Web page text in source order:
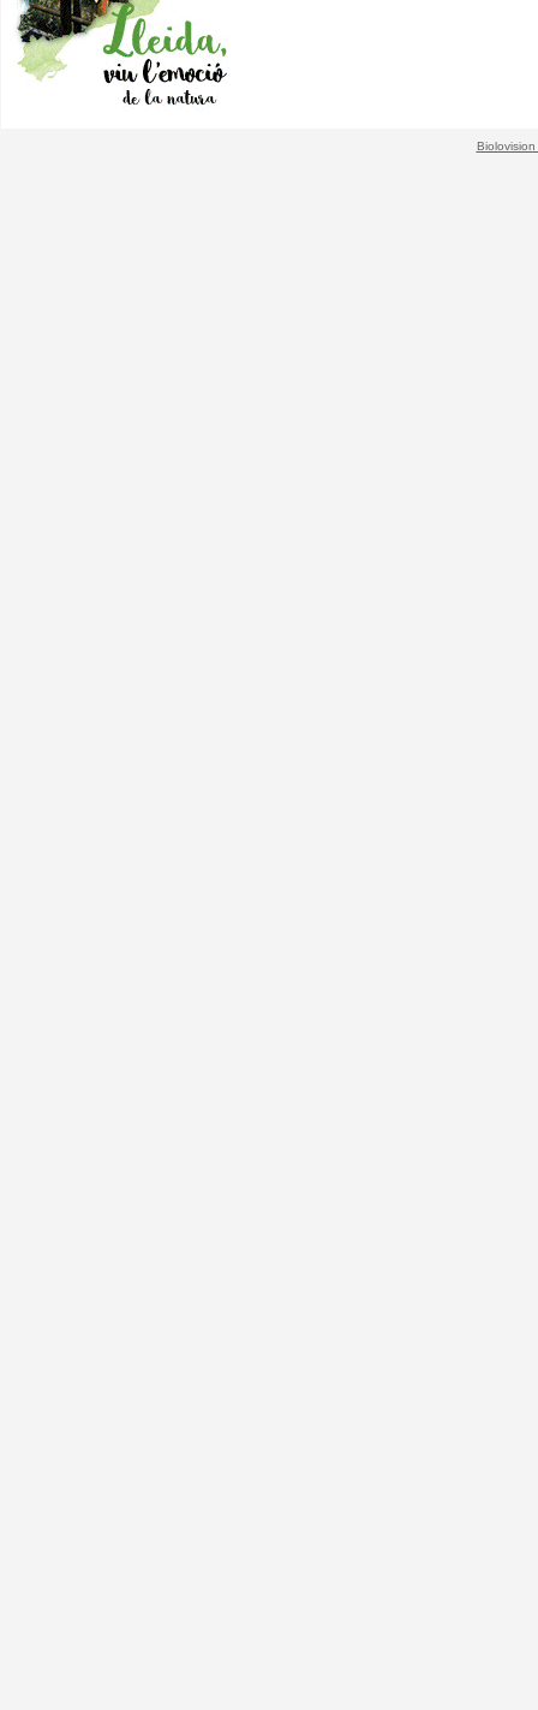
Biolovision